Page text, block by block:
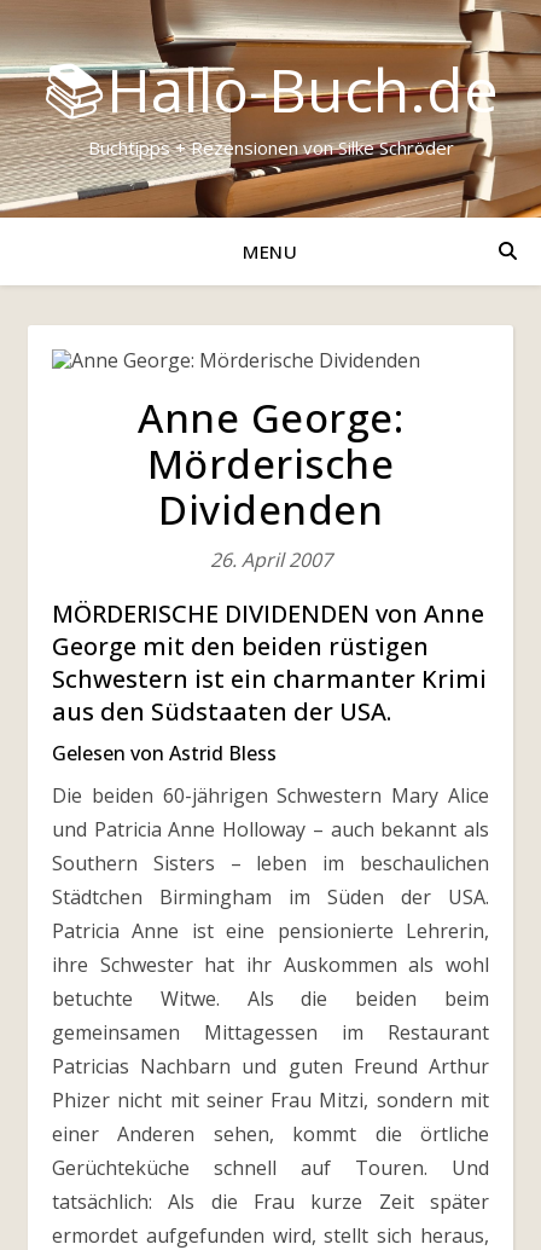
📚Hallo-Buch.de
Buchtipps + Rezensionen von Silke Schröder
MENU
Anne George:
Mörderische
Dividenden
26. April 2007
MÖRDERISCHE DIVIDENDEN von Anne
George mit den beiden rüstigen
Schwestern ist ein charmanter Krimi
aus den Südstaaten der USA.
Gelesen von Astrid Bless
Die beiden 60-jährigen Schwestern Mary Alice
und Patricia Anne Holloway – auch bekannt als
Southern Sisters – leben im beschaulichen
Städtchen Birmingham im Süden der USA.
Patricia Anne ist eine pensionierte Lehrerin,
ihre Schwester hat ihr Auskommen als wohl
betuchte Witwe. Als die beiden beim
gemeinsamen Mittagessen im Restaurant
Patricias Nachbarn und guten Freund Arthur
Phizer nicht mit seiner Frau Mitzi, sondern mit
einer Anderen sehen, kommt die örtliche
Gerüchteküche schnell auf Touren. Und
tatsächlich: Als die Frau kurze Zeit später
ermordet aufgefunden wird, stellt sich heraus,